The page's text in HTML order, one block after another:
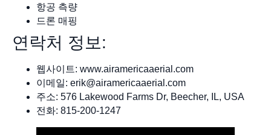
항공 측량
드론 매핑
연락처 정보:
웹사이트: www.airamericaaerial.com
이메일: erik@airamericaaerial.com
주소: 576 Lakewood Farms Dr, Beecher, IL, USA
전화: 815-200-1247